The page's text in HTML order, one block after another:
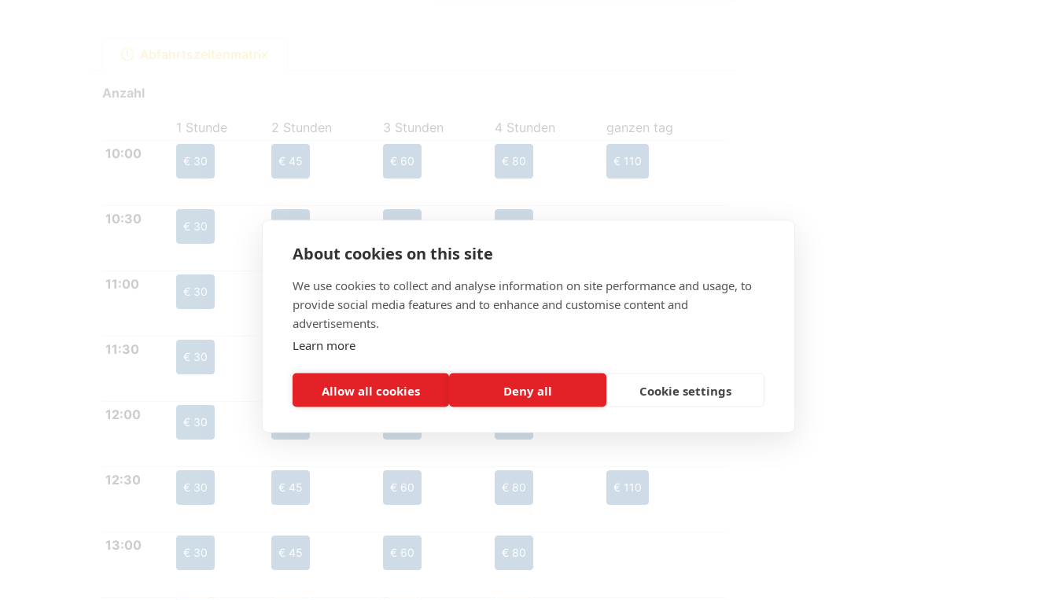
Abfahrtszeitenmatrix
Anzahl
1 Stunde 2 Stunden 3 Stunden 4 Stunden
ganzen tag
10:00
€ 30 € 45 € 60 € 80 € 110
10:30 € 30
11:00 € 30 € 45 € 60 € 80
11:30 € 30
12:00 € 30
12:30 € 30 € 45 € 60 € 80 € 110
13:00 € 30 € 45 € 60 € 80
About cookies on this site
We use cookies to collect and analyse information on site performance and usage, to
provide social media features and to enhance and customise content and
advertisements.
Learn more
Allow all cookies Deny all Cookie settings